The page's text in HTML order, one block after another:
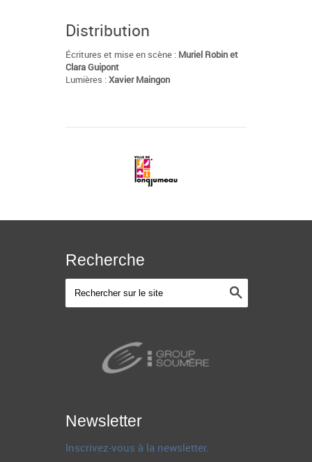
Distribution
Écritures et mise en scène : Muriel Robin et
Clara Guipont
Lumières :Xavier Maingon
Recherche
Newsletter
Inscrivez-vous à la newsletter.